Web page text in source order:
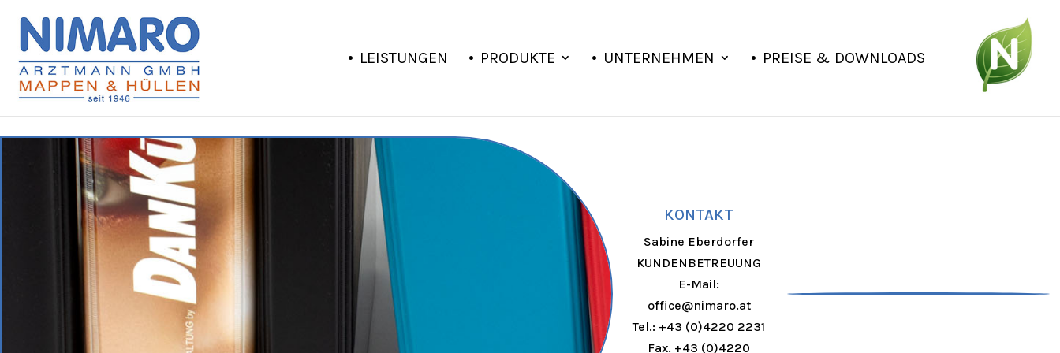
LEISTUNGEN PRODUKTE UNTERNEHMEN PREISE & DOWNLOADS
KONTAKT
Sabine Eberdorfer
KUNDENBETREUUNG
E-Mail:
office@nimaro.at
Tel.: +43 (0)4220 2231
Fax. +43 (0)4220